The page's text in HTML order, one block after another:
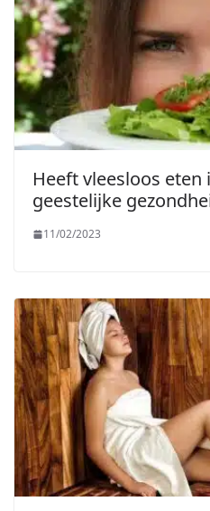
Heeft vleesloos eten
geestelijke
11/02/2023